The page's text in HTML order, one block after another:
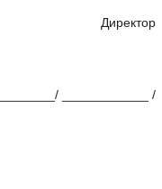
Директор
____________ /